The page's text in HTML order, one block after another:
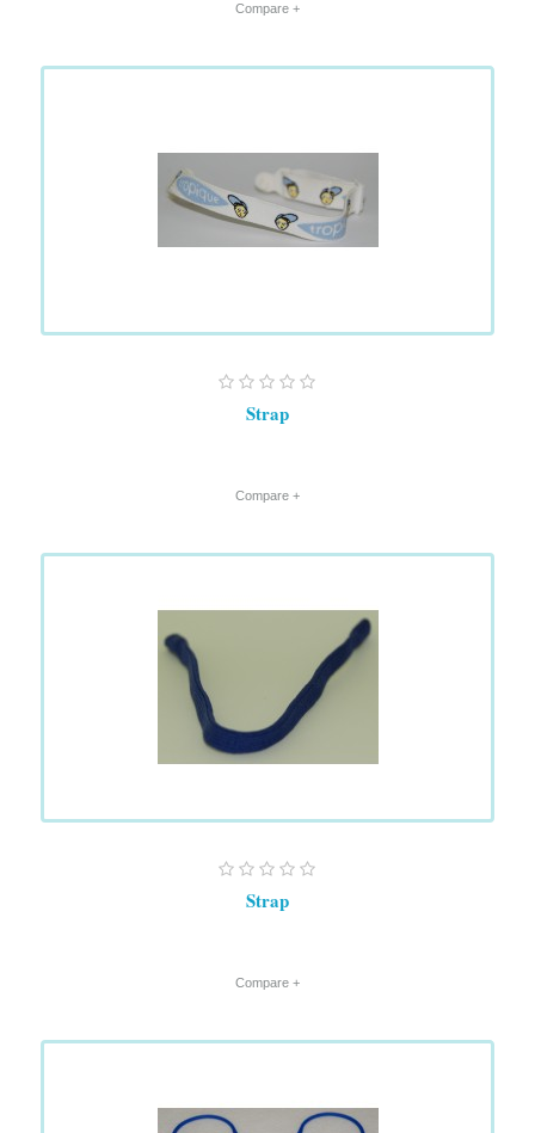
+ Compare
Strap
+ Compare
Strap
+ Compare